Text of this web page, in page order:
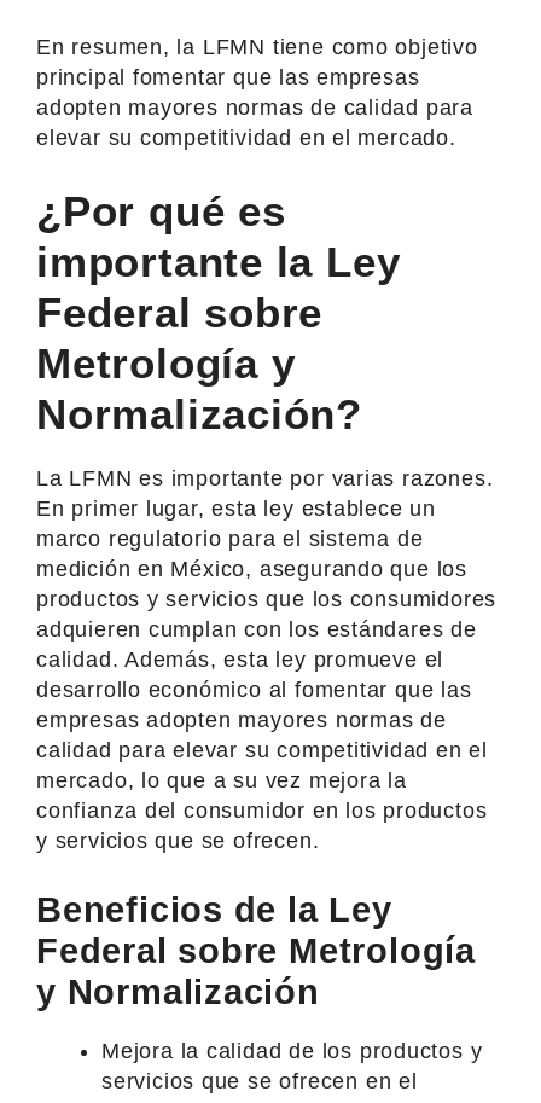
En resumen, la LFMN tiene como objetivo
principal fomentar que las empresas
adopten mayores normas de calidad para
elevar su competitividad en el mercado.
¿Por qué es
importante la Ley
Federal sobre
Metrología y
Normalización?
La LFMN es importante por varias razones.
En primer lugar, esta ley establece un
marco regulatorio para el sistema de
medición en México, asegurando que los
productos y servicios que los consumidores
adquieren cumplan con los estándares de
calidad. Además, esta ley promueve el
desarrollo económico al fomentar que las
empresas adopten mayores normas de
calidad para elevar su competitividad en el
mercado, lo que a su vez mejora la
confianza del consumidor en los productos
y servicios que se ofrecen.
Beneficios de la Ley
Federal sobre Metrología
y Normalización
Mejora la calidad de los productos y
servicios que se ofrecen en el